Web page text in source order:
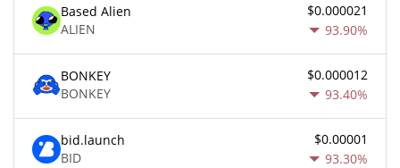
Based Alien
ALIEN
$0.000021
93.90%
BONKEY
BONKEY
$0.000012
93.40%
bid.launch
BID
$0.00001
93.30%